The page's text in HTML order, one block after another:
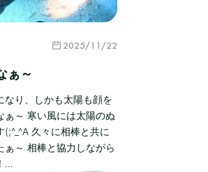
2025/11/22
ぁ～
なり、しかも太陽も顔を
ぁ～ 寒い風には太陽のぬ
久々に相棒と共に
ぁ～ 相棒と協力しながら
…